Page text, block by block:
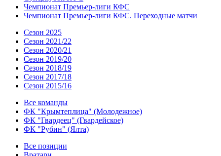
Чемпионат Премьер-лиги КФС
Чемпионат Премьер-лиги КФС. Переходные матчи
Сезон 2025
Сезон 2021/22
Сезон 2020/21
Сезон 2019/20
Сезон 2018/19
Сезон 2017/18
Сезон 2015/16
Все команды
ФК "Крымтеплица" (Молодежное)
ФК "Гвардеец" (Гвардейское)
ФК "Рубин" (Ялта)
Все позиции